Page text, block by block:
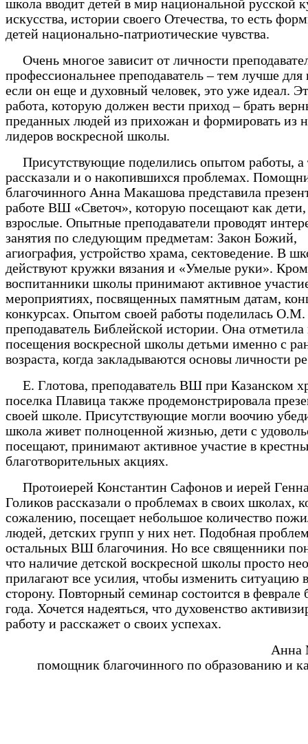
школа вводит детей в мир национальной русской
искусства, истории своего Отечества, то есть
детей национально-патриотические чувства.
Очень многое зависит от личности
профессиональнее преподаватель – тем лучше
если он еще и духовный человек, это уже идеал.
работа, которую должен вести приход – брать
преданных людей из прихожан и формировать из
лидеров воскресной школы.
Присутствующие поделились опытом работы, а
рассказали и о накопившихся проблемах.
благочинного Анна Макашова представила
работе ВШ «Светоч», которую посещают как дети,
взрослые. Опытные преподаватели проводят
занятия по следующим предметам: Закон Божий,
агиография, устройство храма, сектоведение. В
действуют кружки вязания и «Умелые руки».
воспитанники школы принимают активное
мероприятиях, посвященных памятным датам,
конкурсах. Опытом своей работы поделилась
преподаватель Библейской истории. Она отметила
посещения воскресной школы детьми именно с
возраста, когда закладываются основы личности
Е. Глотова, преподаватель ВШ при Казанском
поселка Плавица также продемонстрировала
своей школе. Присутствующие могли воочию
школа живет полноценной жизнью, дети с
посещают, принимают активное участие в
благотворительных акциях.
Протоиерей Константин Сафонов и иерей
Голиков рассказали о проблемах в своих школах,
сожалению, посещает небольшое количество
людей, детских групп у них нет. Подобная
остальных ВШ благочиния. Но все священники
что наличие детской воскресной школы просто
прилагают все усилия, чтобы изменить ситуацию
сторону. Повторный семинар состоится в феврале
года. Хочется надеяться, что духовенство
работу и расскажет о своих успехах.
Анна
помощник благочинного по образованию и